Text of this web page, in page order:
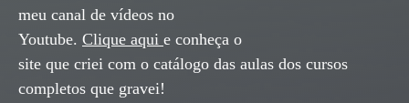
meu canal de vídeos no
Youtube. Clique aqui e conheça o
site que criei com o catálogo das aulas dos cursos
completos que gravei!